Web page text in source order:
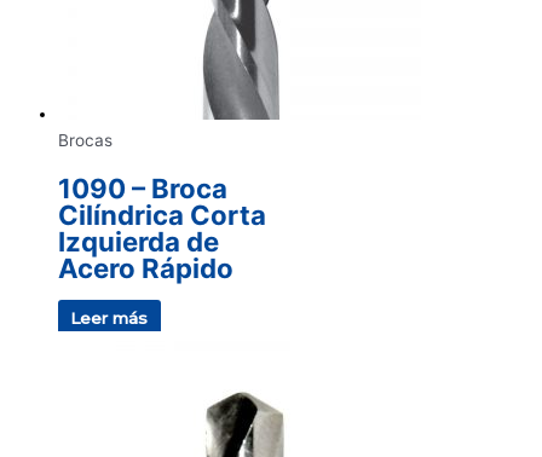
Brocas
1090 – Broca
Cilíndrica Corta
Izquierda de
Acero Rápido
Leer más